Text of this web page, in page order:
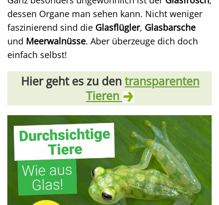
dessen Organe man sehen kann. Nicht weniger
faszinierend sind die Glasflügler, Glasbarsche
und Meerwalnüsse. Aber überzeuge dich doch
einfach selbst!
Hier geht es zu dentransparenten
Tieren